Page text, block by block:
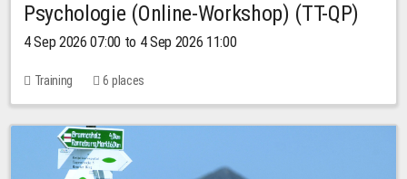
Psychologie (Online-Workshop) (TT-QP)
4 Sep 2026 07:00 to 4 Sep 2026 11:00
Training 6 places